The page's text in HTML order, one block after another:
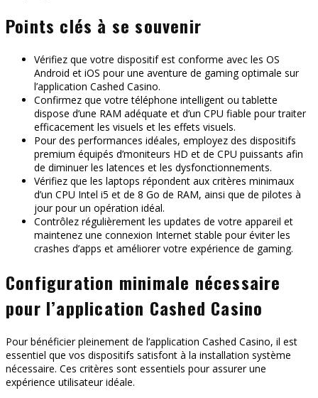
Points clés à se souvenir
Vérifiez que votre dispositif est conforme avec les OS
Android et iOS pour une aventure de gaming optimale sur
l’application Cashed Casino.
Confirmez que votre téléphone intelligent ou tablette
dispose d’une RAM adéquate et d’un CPU fiable pour traiter
efficacement les visuels et les effets visuels.
Pour des performances idéales, employez des dispositifs
premium équipés d’moniteurs HD et de CPU puissants afin
de diminuer les latences et les dysfonctionnements.
Vérifiez que les laptops répondent aux critères minimaux
d’un CPU Intel i5 et de 8 Go de RAM, ainsi que de pilotes à
jour pour un opération idéal.
Contrôlez régulièrement les updates de votre appareil et
maintenez une connexion Internet stable pour éviter les
crashes d’apps et améliorer votre expérience de gaming.
Configuration minimale nécessaire
pour l’application Cashed Casino
Pour bénéficier pleinement de l’application Cashed Casino, il est
essentiel que vos dispositifs satisfont à la installation système
nécessaire. Ces critères sont essentiels pour assurer une
expérience utilisateur idéale.